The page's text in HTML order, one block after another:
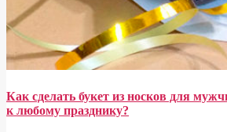
Как сделать букет из носков для
к любому празднику?